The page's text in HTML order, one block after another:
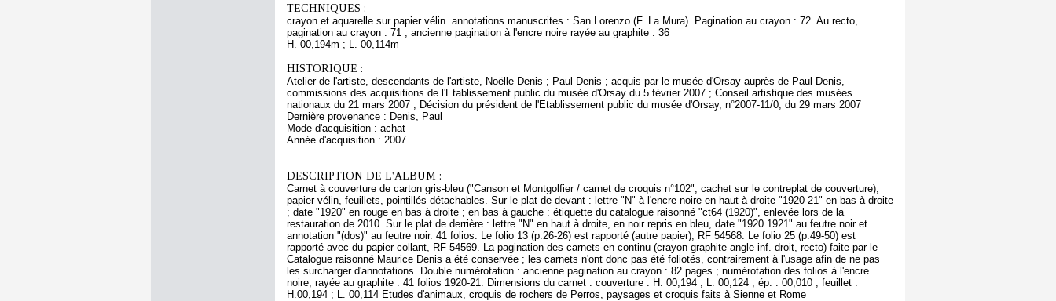
TECHNIQUES :
crayon et aquarelle sur papier vélin. annotations manuscrites : San Lorenzo (F. La Mura). Pagination au crayon : 72. Au recto,
pagination au crayon : 71 ; ancienne pagination à l'encre noire rayée au graphite : 36
H. 00,194m ; L. 00,114m
HISTORIQUE :
Atelier de l'artiste, descendants de l'artiste, Noëlle Denis ; Paul Denis ; acquis par le musée d'Orsay auprès de Paul Denis,
commissions des acquisitions de l'Etablissement public du musée d'Orsay du 5 février 2007 ; Conseil artistique des musées
nationaux du 21 mars 2007 ; Décision du président de l'Etablissement public du musée d'Orsay, n°2007-11/0, du 29 mars 2007
Dernière provenance : Denis, Paul
Mode d'acquisition : achat
Année d'acquisition : 2007
DESCRIPTION DE L'ALBUM :
Carnet à couverture de carton gris-bleu ("Canson et Montgolfier / carnet de croquis n°102", cachet sur le contreplat de couverture),
papier vélin, feuillets, pointillés détachables. Sur le plat de devant : lettre "N" à l'encre noire en haut à droite "1920-21" en bas à droite
; date "1920" en rouge en bas à droite ; en bas à gauche : étiquette du catalogue raisonné "ct64 (1920)", enlevée lors de la
restauration de 2010. Sur le plat de derrière : lettre "N" en haut à droite, en noir repris en bleu, date "1920 1921" au feutre noir et
annotation "(dos)" au feutre noir. 41 folios. Le folio 13 (p.26-26) est rapporté (autre papier), RF 54568. Le folio 25 (p.49-50) est
rapporté avec du papier collant, RF 54569. La pagination des carnets en continu (crayon graphite angle inf. droit, recto) faite par le
Catalogue raisonné Maurice Denis a été conservée ; les carnets n'ont donc pas été foliotés, contrairement à l'usage afin de ne pas
les surcharger d'annotations. Double numérotation : ancienne pagination au crayon : 82 pages ; numérotation des folios à l'encre
noire, rayée au graphite : 41 folios 1920-21. Dimensions du carnet : couverture : H. 00,194 ; L. 00,124 ; ép. : 00,010 ; feuillet :
H.00,194 ; L. 00,114 Etudes d'animaux, croquis de rochers de Perros, paysages et croquis faits à Sienne et Rome